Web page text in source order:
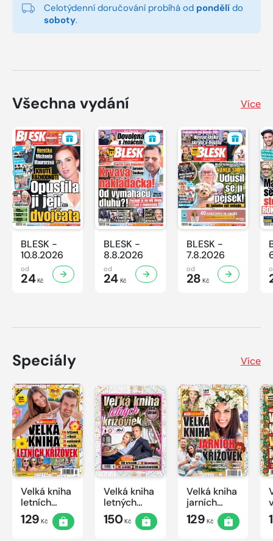
Celotýdenní doručování probíhá od pondělí do
soboty.
Všechna vydání Více
BLESK -
10.8.2026
od
24Kč
BLESK -
8.8.2026
od
24Kč
BLESK -
7.8.2026
od
28 Kč
Speciály Více
Velká kniha
letních
křížovek
2026
129 Kč
Velká kniha
letných
krížoviek s
TV JOJ
150Kč
Velká kniha
jarních
křížovek
2026
129 Kč